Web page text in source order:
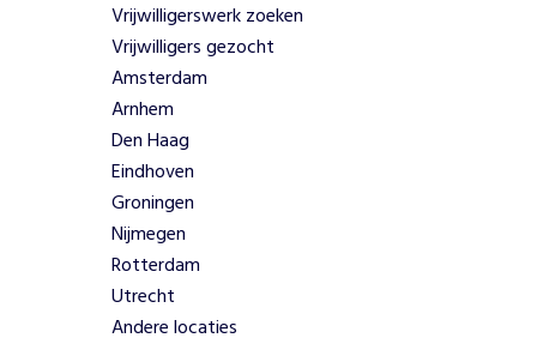
Vrijwilligerswerk zoeken
Vrijwilligers gezocht
Amsterdam
Arnhem
Den Haag
Eindhoven
Groningen
Nijmegen
Rotterdam
Utrecht
Andere locaties